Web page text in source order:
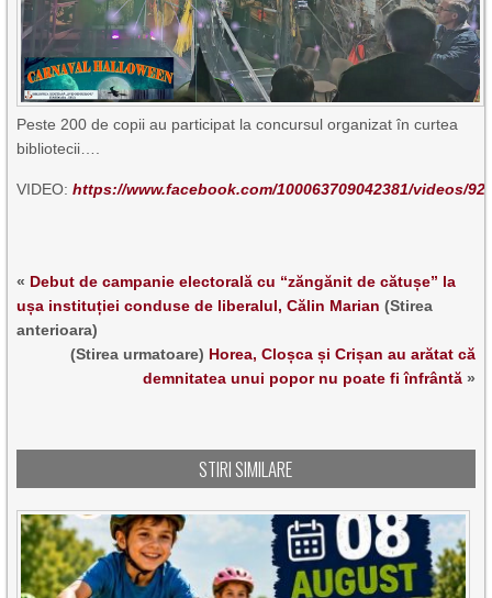
Peste 200 de copii au participat la concursul organizat în curtea
bibliotecii….
VIDEO: https://www.facebook.com/100063709042381/videos/
« Debut de campanie electorală cu “zăngănit de cătușe” la
ușa instituției conduse de liberalul, Călin Marian (Stirea
anterioara)
(Stirea urmatoare) Horea, Cloșca și Crișan au arătat că
demnitatea unui popor nu poate fi înfrântă»
STIRI SIMILARE